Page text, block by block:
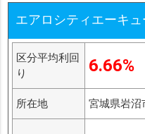
エアロシティエーキ
区分平均利回
り
6.66%
所在地 宮城県岩沼